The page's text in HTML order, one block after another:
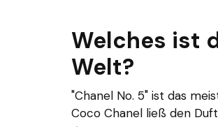
Welches ist
Welt?
"Chanel No. 5" ist das
Coco Chanel ließ den